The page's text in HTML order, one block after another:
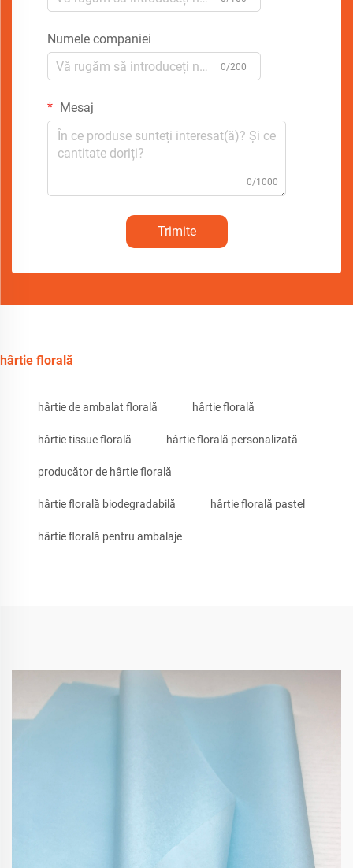
Numele companiei
0/200
Mesaj
0/1000
Trimite
hârtie florală
hârtie de ambalat florală hârtie florală
hârtie tissue florală hârtie florală personalizată
producător de hârtie florală
hârtie florală biodegradabilă hârtie florală pastel
hârtie florală pentru ambalaje